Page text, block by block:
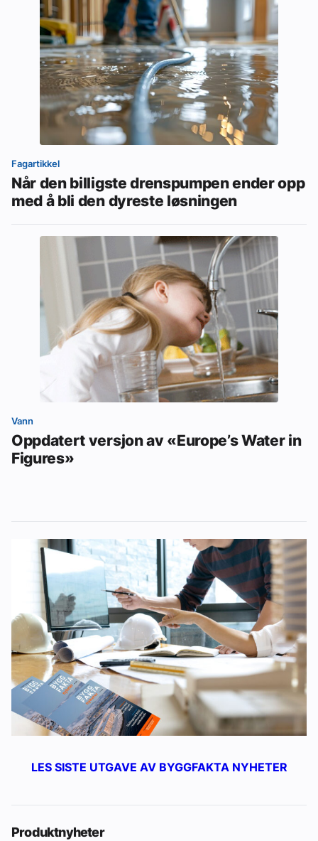
Fagartikkel
Når den billigste drenspumpen ender opp
med å bli den dyreste løsningen
Vann
Oppdatert versjon av «Europe’s Water in
Figures»
LES SISTE UTGAVE AV BYGGFAKTA NYHETER
Produktnyheter